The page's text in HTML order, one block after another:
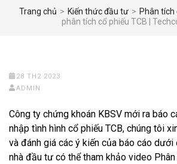
Trang chủ > Kiến thức đầu tư > Phân tích
phân tích cổ phiếu TCB |
28 TH2 2023
ADMIN
Công ty chứng khoán KBSV mới ra báo
nhập tình hình cổ phiếu TCB, chúng tôi
và đánh giá các ý kiến của báo cáo dưới
nhà đầu tư có thể tham khảo video